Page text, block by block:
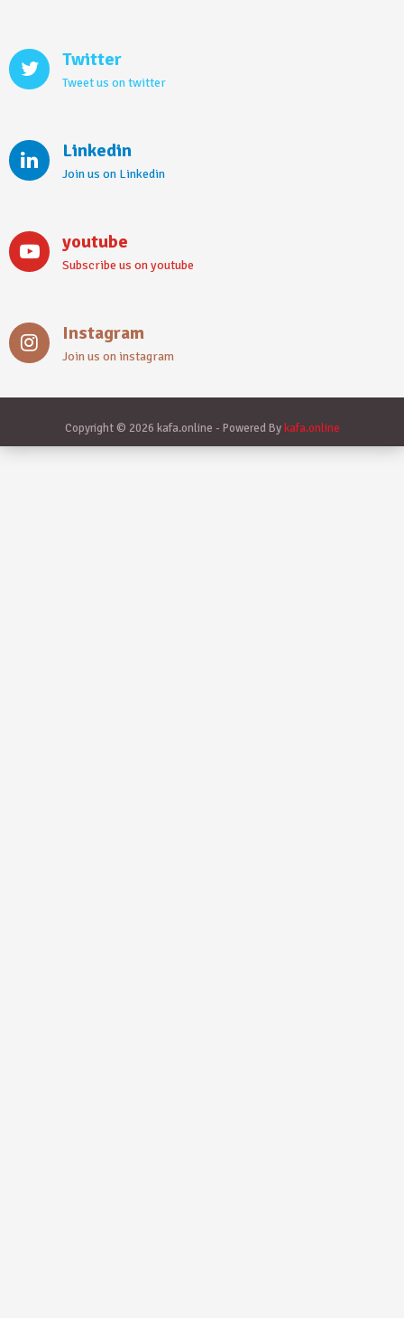
Twitter
Tweet us on twitter
Linkedin
Join us on Linkedin
youtube
Subscribe us on youtube
Instagram
Join us on instagram
Copyright © 2026 kafa.online - Powered By kafa.online